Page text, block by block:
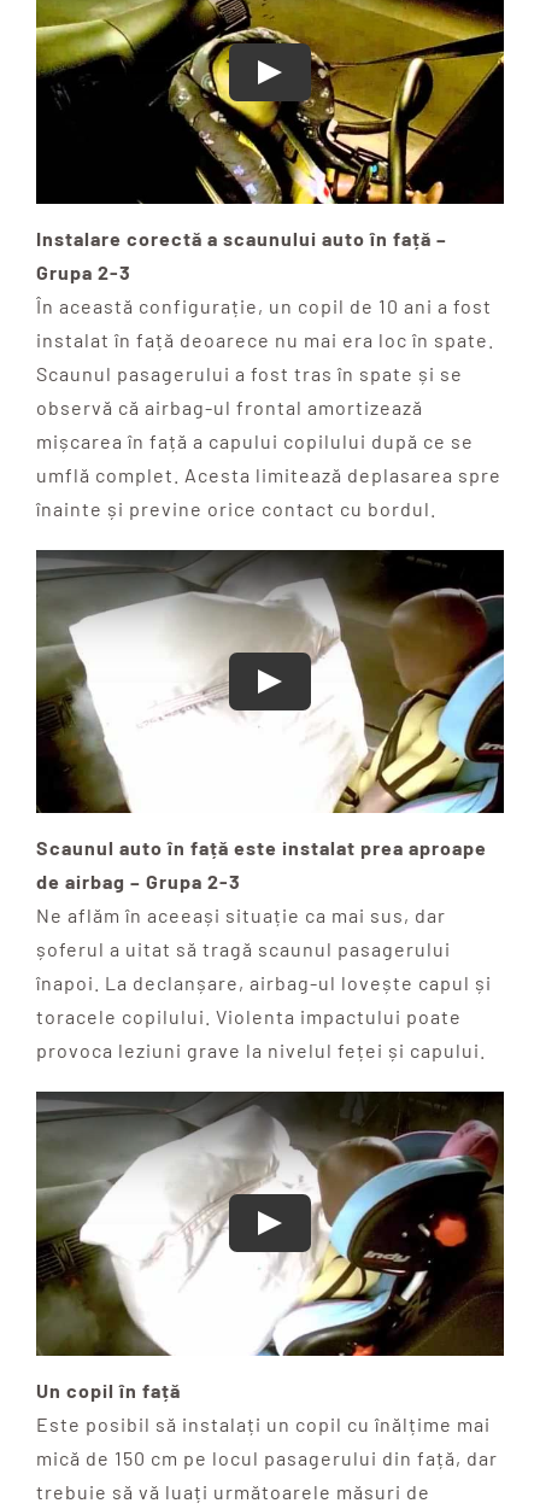
Instalare corectă a scaunului auto în față –
Grupa 2-3
În această configurație, un copil de 10 ani a fost
instalat în față deoarece nu mai era loc în spate.
Scaunul pasagerului a fost tras în spate și se
observă că airbag-ul frontal amortizează
mișcarea în față a capului copilului după ce se
umflă complet. Acesta limitează deplasarea spre
înainte și previne orice contact cu bordul.
Scaunul auto în față este instalat prea aproape
de airbag – Grupa 2-3
Ne aflăm în aceeași situație ca mai sus, dar
șoferul a uitat să tragă scaunul pasagerului
înapoi. La declanșare, airbag-ul lovește capul și
toracele copilului. Violenta impactului poate
provoca leziuni grave la nivelul feței și capului.
Un copil în față
Este posibil să instalați un copil cu înălțime mai
mică de 150 cm pe locul pasagerului din față, dar
trebuie să vă luați următoarele măsuri de